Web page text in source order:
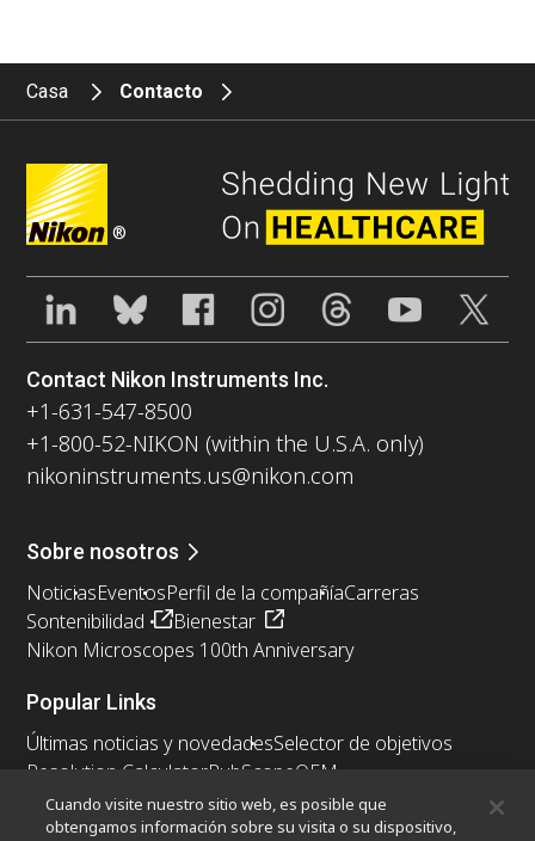
Casa Contacto
®
Contact Nikon Instruments Inc.
+1-631-547-8500
+1-800-52-NIKON (within the U.S.A. only)
nikoninstruments.us@nikon.com
Sobre nosotros
NoticiasEventosPerfil de la compañíaCarreras
Sontenibilidad
Bienestar
Nikon Microscopes 100th Anniversary
Popular Links
Últimas noticias y novedadesSelector de objetivos
Resolution CalculatorPubScopeOEM
Nikon Small World
MicroscopyU
Cuando visite nuestro sitio web, es posible que
obtengamos información sobre su visita o su dispositivo,